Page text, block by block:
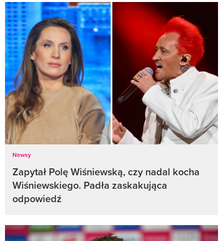
Newsy
Zapytał Polę Wiśniewską, czy nadal kocha
Wiśniewskiego. Padła zaskakująca
odpowiedź